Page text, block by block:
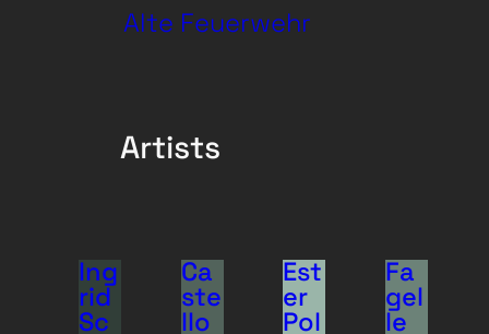
Alte Feuerwehr
Artists
Ing
rid
Sc
Ca
ste
llo
Est
er
Pol
Fa
gel
le